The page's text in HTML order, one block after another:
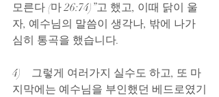
모른다 (마 26:74)”고 했고, 이때 닭이 울
자, 예수님의 말씀이 생각나, 밖에 나가
심히 통곡을 했습니다.
4)    그렇게 여러가지 실수도 하고, 또 마
지막에는 예수님을 부인했던 베드로였기